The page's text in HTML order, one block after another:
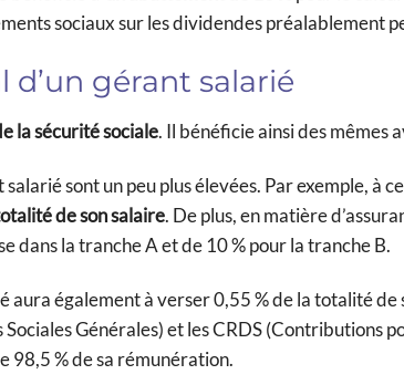
sociaux sur les dividendes préalablement
d’un gérant salarié
la sécurité sociale. Il bénéficie ainsi des mêmes
sont un peu plus élevées. Par exemple, à
de son salaire. De plus, en matière
dans la tranche A et de 10 % pour la tranche B.
aura également à verser 0,55 % de la totalité
Générales) et les CRDS (Contributions
98,5 % de sa rémunération.